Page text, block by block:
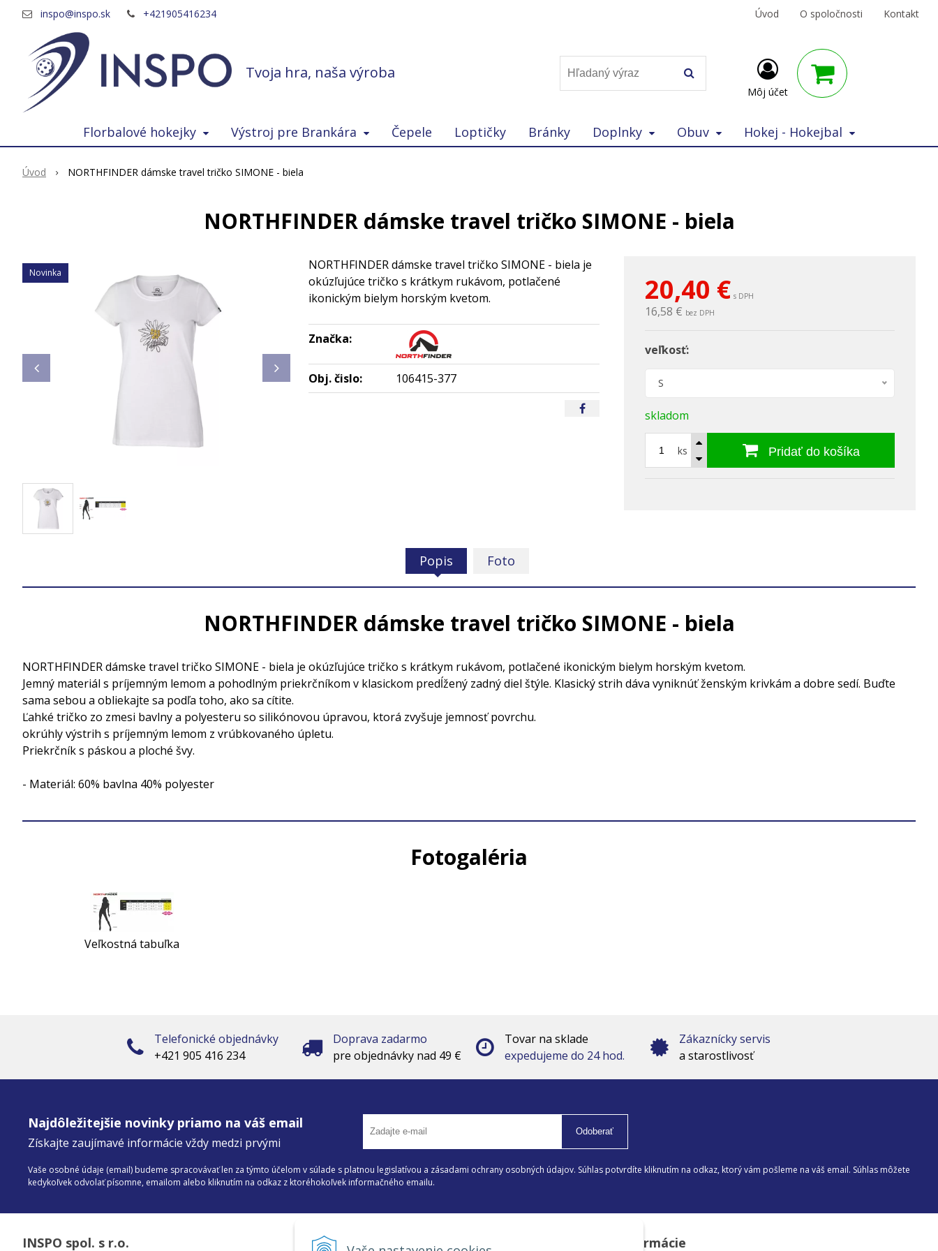
Tvoja hra, naša výroba
inspo@inspo.sk +421905416234 Úvod O spoločnosti Kontakt
Môj účet
Florbalové hokejky Výstroj pre Brankára Čepele Loptičky Bránky Doplnky Obuv Hokej - Hokejbal
Úvod NORTHFINDER dámske travel tričko SIMONE - biela
NORTHFINDER dámske travel tričko SIMONE - biela
Novinka 20,40 € s DPH
16,58 € bez DPH
veľkosť:
S
skladom
ks Pridať do košíka
NORTHFINDER dámske travel tričko SIMONE - biela je
okúzľujúce tričko s krátkym rukávom, potlačené
ikonickým bielym horským kvetom.
Značka:
Obj. čislo: 106415-377
Popis Foto
NORTHFINDER dámske travel tričko SIMONE - biela
NORTHFINDER dámske travel tričko SIMONE - biela je okúzľujúce tričko s krátkym rukávom, potlačené ikonickým bielym horským kvetom.
Jemný materiál s príjemným lemom a pohodlným priekrčníkom v klasickom predĺžený zadný diel štýle. Klasický strih dáva vyniknúť ženským krivkám a dobre sedí. Buďte
sama sebou a obliekajte sa podľa toho, ako sa cítite.
Ľahké tričko zo zmesi bavlny a polyesteru so silikónovou úpravou, ktorá zvyšuje jemnosť povrchu.
okrúhly výstrih s príjemným lemom z vrúbkovaného úpletu.
Priekrčník s páskou a ploché švy.
- Materiál: 60% bavlna 40% polyester
Fotogaléria
Veľkostná tabuľka
Telefonické objednávky
+421 905 416 234
Doprava zadarmo
pre objednávky nad 49 €
Tovar na sklade
expedujeme do 24 hod.
Zákaznícky servis
a starostlivosť
Najdôležitejšie novinky priamo na váš email
Získajte zaujímavé informácie vždy medzi prvými
Odoberať
Vaše osobné údaje (email) budeme spracovávať len za týmto účelom v súlade s platnou legislatívou a zásadami ochrany osobných údajov. Súhlas potvrdíte kliknutím na odkaz, ktorý vám pošleme na váš email. Súhlas môžete
kedykoľvek odvolať písomne, emailom alebo kliknutím na odkaz z ktoréhokoľvek informačného emailu.
INSPO spol. s r.o. Všetko o nákupe Informácie